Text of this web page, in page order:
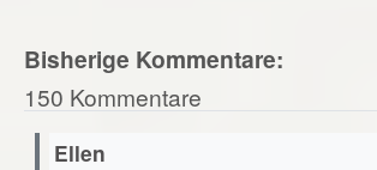
Bisherige Kommentare:
150 Kommentare
Ellen